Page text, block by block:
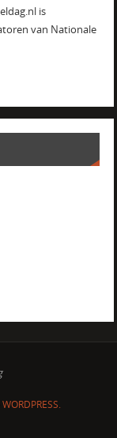
is
van Nationale
WORDPRESS.